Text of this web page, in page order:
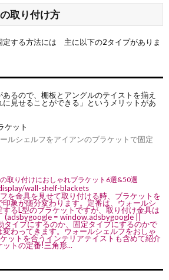
取り付け方
定する方法には 主に以下の2タイプがありま
るので、棚板とアングルのテイストを揃え
見せることができる」というメリットがあ
ルシェルフをアイアンのブラケットで固定
取り付けにおしゃれブラケット6選&50選
wall-shelf-blackets
を金具を見せて取り付ける時、ブラケットを
印象が随分変わります。定番は、ウォールシ
るL型のブラケットですが、取り付け金具は
(adsbygoogle = window.adsbygoogle ||
タイプにするのか、固定タイプにするのかで
わってきます。ウォールシェルフをおしゃ
ットを合うインテリアテイストも含めて紹介
ットの定番!三角形...